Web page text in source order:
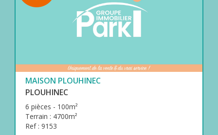
MAISON PLOUHINEC
PLOUHINEC
6 pièces - 100m²
Terrain : 4700m²
Ref : 9153